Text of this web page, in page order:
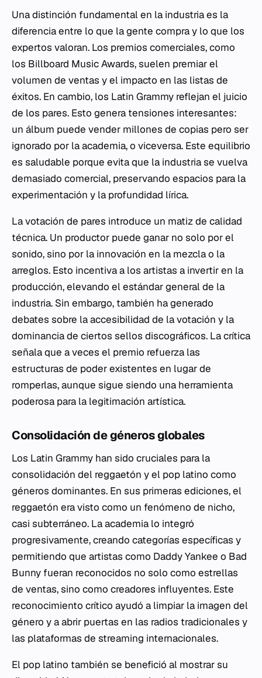
Una distinción fundamental en la industria es la
diferencia entre lo que la gente compra y lo que los
expertos valoran. Los premios comerciales, como
los Billboard Music Awards, suelen premiar el
volumen de ventas y el impacto en las listas de
éxitos. En cambio, los Latin Grammy reflejan el juicio
de los pares. Esto genera tensiones interesantes:
un álbum puede vender millones de copias pero ser
ignorado por la academia, o viceversa. Este equilibrio
es saludable porque evita que la industria se vuelva
demasiado comercial, preservando espacios para la
experimentación y la profundidad lírica.
La votación de pares introduce un matiz de calidad
técnica. Un productor puede ganar no solo por el
sonido, sino por la innovación en la mezcla o la
arreglos. Esto incentiva a los artistas a invertir en la
producción, elevando el estándar general de la
industria. Sin embargo, también ha generado
debates sobre la accesibilidad de la votación y la
dominancia de ciertos sellos discográficos. La crítica
señala que a veces el premio refuerza las
estructuras de poder existentes en lugar de
romperlas, aunque sigue siendo una herramienta
poderosa para la legitimación artística.
Consolidación de géneros globales
Los Latin Grammy han sido cruciales para la
consolidación del reggaetón y el pop latino como
géneros dominantes. En sus primeras ediciones, el
reggaetón era visto como un fenómeno de nicho,
casi subterráneo. La academia lo integró
progresivamente, creando categorías específicas y
permitiendo que artistas como Daddy Yankee o Bad
Bunny fueran reconocidos no solo como estrellas
de ventas, sino como creadores influyentes. Este
reconocimiento crítico ayudó a limpiar la imagen del
género y a abrir puertas en las radios tradicionales y
las plataformas de streaming internacionales.
El pop latino también se benefició al mostrar su